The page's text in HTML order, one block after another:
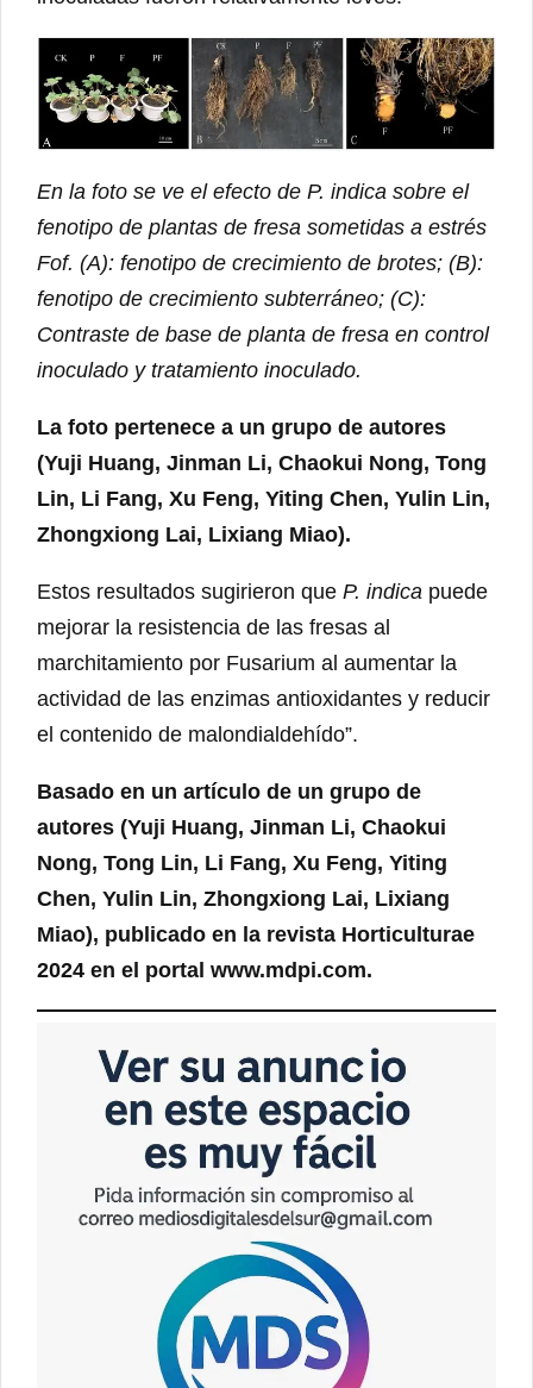
En la foto se ve el efecto de P. indica sobre el
fenotipo de plantas de fresa sometidas a estrés
Fof. (A): fenotipo de crecimiento de brotes; (B):
fenotipo de crecimiento subterráneo; (C):
Contraste de base de planta de fresa en control
inoculado y tratamiento inoculado.
La foto pertenece a un grupo de autores
(Yuji Huang, Jinman Li, Chaokui Nong, Tong
Lin, Li Fang, Xu Feng, Yiting Chen, Yulin Lin,
Zhongxiong Lai, Lixiang Miao).
Estos resultados sugirieron que P. indica puede
mejorar la resistencia de las fresas al
marchitamiento por Fusarium al aumentar la
actividad de las enzimas antioxidantes y reducir
el contenido de malondialdehído”.
Basado en un artículo de un grupo de
autores (Yuji Huang, Jinman Li, Chaokui
Nong, Tong Lin, Li Fang, Xu Feng, Yiting
Chen, Yulin Lin, Zhongxiong Lai, Lixiang
Miao), publicado en la revista Horticulturae
2024 en el portal www.mdpi.com.